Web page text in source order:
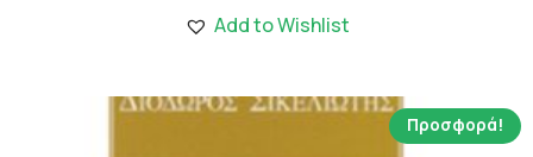
1,272.00 €.
Add to Wishlist
Προσφορά!